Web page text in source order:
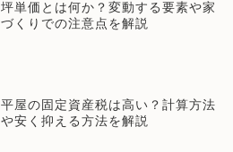
坪単価とは何か？変動する要素や家
づくりでの注意点を解説
平屋の固定資産税は高い？計算方法
や安く抑える方法を解説